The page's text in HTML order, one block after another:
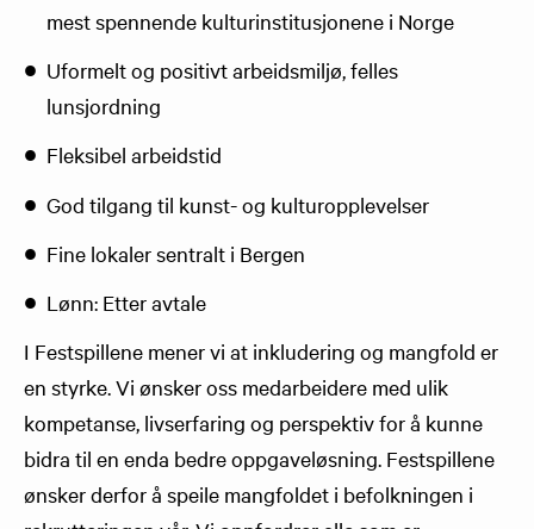
mest spennende kulturinstitusjonene i Norge
Uformelt og positivt arbeidsmiljø, felles
lunsjordning
Fleksibel arbeidstid
God tilgang til kunst- og kulturopplevelser
Fine lokaler sentralt i Bergen
Lønn: Etter avtale
I Festspillene mener vi at inkludering og mangfold er
en styrke. Vi ønsker oss medarbeidere med ulik
kompetanse, livserfaring og perspektiv for å kunne
bidra til en enda bedre oppgaveløsning. Festspillene
ønsker derfor å speile mangfoldet i befolkningen i